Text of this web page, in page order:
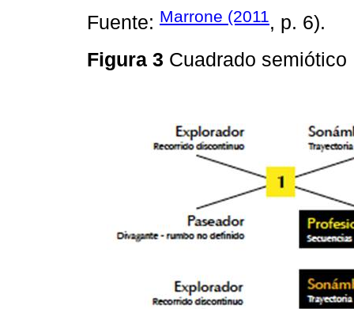
Fuente: Marrone (2011 , p. 6).
Figura 3 Cuadrado semiótico